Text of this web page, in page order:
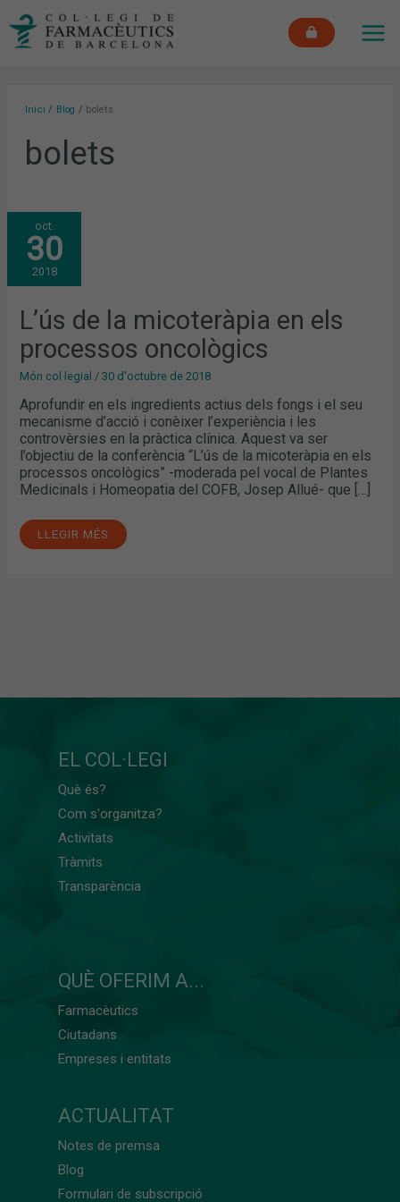
Inici Blog bolets
bolets
oct.
30
2018
L’ús de la micoteràpia en els
processos oncològics
Món col·legial /30 d'octubre de 2018
Aprofundir en els ingredients actius dels fongs i el seu
mecanisme d’acció i conèixer l’experiència i les
controvèrsies en la pràctica clínica. Aquest va ser
l’objectiu de la conferència “L’ús de la micoteràpia en els
processos oncològics” -moderada pel vocal de Plantes
Medicinals i Homeopatia del COFB, Josep Allué- que […]
L’ÚS
DE
LA
MICOTERÀPIA
EN
ELS
PROCESSOS
LLEGIR MÉS
EL COL·LEGI
Què és?
Com s'organitza?
Activitats
Tràmits
Transparència
QUÈ OFERIM A...
Farmacèutics
Ciutadans
Empreses i entitats
ACTUALITAT
Notes de premsa
Blog
Formulari de subscripció